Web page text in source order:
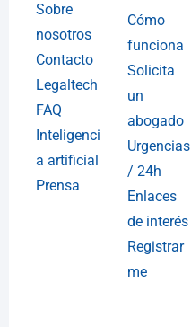
Sobre
nosotros
Contacto
Legaltech
FAQ
Inteligenci
a artificial
Prensa
Cómo
funciona
Solicita
un
abogado
Urgencias
/ 24h
Enlaces
de interés
Registrar
me